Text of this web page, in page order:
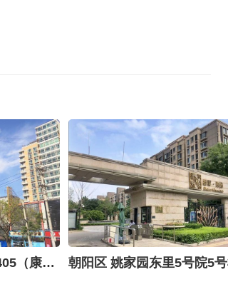
丰台区 康泽园15号楼4层405（康泽园）